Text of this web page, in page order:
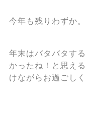
今年も残りわずか。
年末はバタバタす
かったね！と思え
けながらお過ごしく